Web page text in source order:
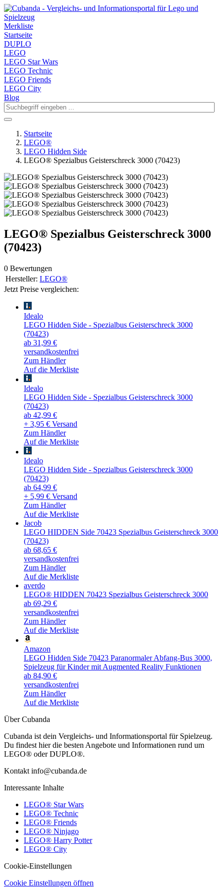
Merkliste
Startseite
DUPLO
LEGO
LEGO Star Wars
LEGO Technic
LEGO Friends
LEGO City
Blog
Startseite
LEGO®
LEGO Hidden Side
LEGO® Spezialbus Geisterschreck 3000 (70423)
LEGO® Spezialbus Geisterschreck 3000
(70423)
0 Bewertungen
Hersteller: LEGO®
Jetzt Preise vergleichen:
Idealo
LEGO Hidden Side - Spezialbus Geisterschreck 3000
(70423)
ab 31,99 €
versandkostenfrei
Zum Händler
Auf die Merkliste
Idealo
LEGO Hidden Side - Spezialbus Geisterschreck 3000
(70423)
ab 42,99 €
+ 3,95 € Versand
Zum Händler
Auf die Merkliste
Idealo
LEGO Hidden Side - Spezialbus Geisterschreck 3000
(70423)
ab 64,99 €
+ 5,99 € Versand
Zum Händler
Auf die Merkliste
Jacob
LEGO HIDDEN Side 70423 Spezialbus Geisterschreck 3000
(70423)
ab 68,65 €
versandkostenfrei
Zum Händler
Auf die Merkliste
averdo
LEGO® HIDDEN 70423 Spezialbus Geisterschreck 3000
ab 69,29 €
versandkostenfrei
Zum Händler
Auf die Merkliste
Amazon
LEGO Hidden Side 70423 Paranormaler Abfang-Bus 3000,
Spielzeug für Kinder mit Augmented Reality Funktionen
ab 84,90 €
versandkostenfrei
Zum Händler
Auf die Merkliste
Über Cubanda
Cubanda ist dein Vergleichs- und Informationsportal für Spielzeug.
Du findest hier die besten Angebote und Informationen rund um
LEGO® oder DUPLO®.
Kontakt info@cubanda.de
Interessante Inhalte
LEGO® Star Wars
LEGO® Technic
LEGO® Friends
LEGO® Ninjago
LEGO® Harry Potter
LEGO® City
Cookie-Einstellungen
Cookie Einstellungen öffnen